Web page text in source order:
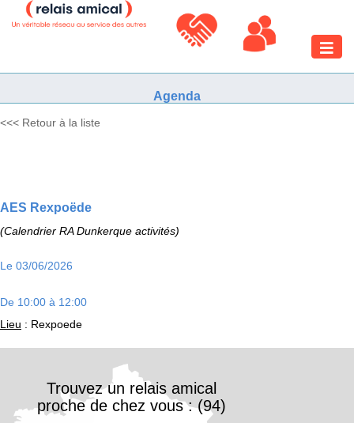
Toggle
Agenda
<<< Retour à la liste
AES Rexpoëde
(Calendrier RA Dunkerque activités)
Le 03/06/2026
De 10:00 à 12:00
Lieu : Rexpoede
Trouvez un relais amical
proche de chez vous : (94)